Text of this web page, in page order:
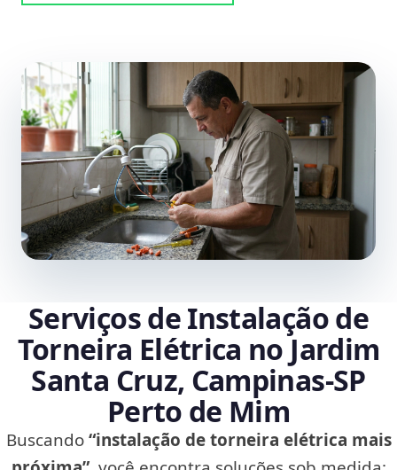
Serviços de Instalação de
Torneira Elétrica no Jardim
Santa Cruz, Campinas‑SP
Perto de Mim
Buscando“instalação de torneira elétrica mais